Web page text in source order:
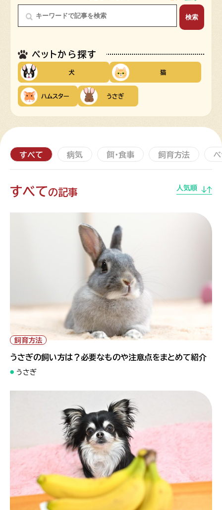
ペットから探す
犬 猫
ハムスター うさぎ
すべて 病気 餌・食事 飼育方法
すべての記事 人気順
" alt="うさぎの飼い方は？必要なものや注意点をまとめて紹
介">
飼育方法
うさぎの飼い方は？必要なものや注意点をまとめて紹介
うさぎ
" alt="【獣医師監修】犬はバナナを食べられる？与える際の注意点